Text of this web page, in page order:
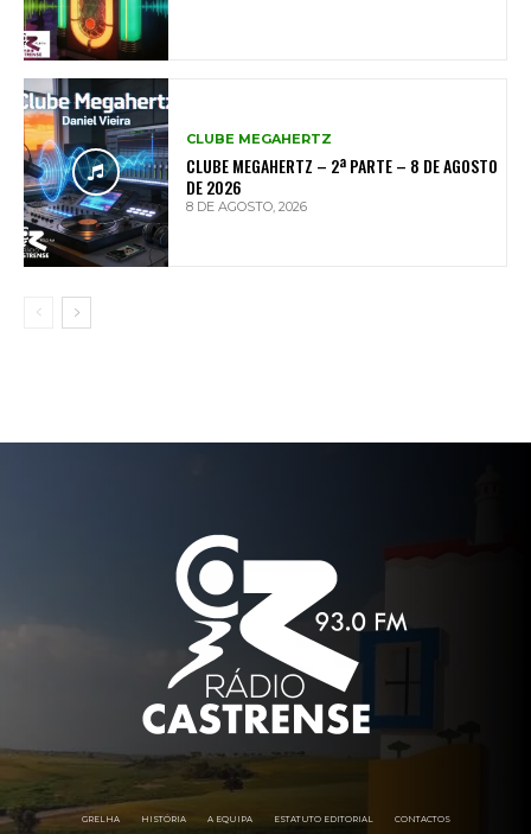
CLUBE MEGAHERTZ
CLUBE MEGAHERTZ – 2ª PARTE – 8 DE AGOSTO
DE 2026
8 DE AGOSTO, 2026
GRELHA HISTÓRIA A EQUIPA ESTATUTO EDITORIAL CONTACTOS